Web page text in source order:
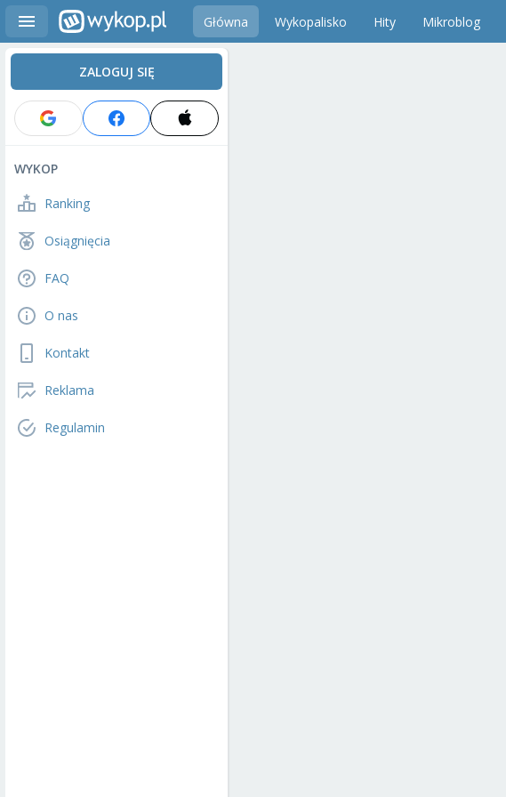
Główna Wykopalisko Hity Mikroblog
ZALOGUJ SIĘ
WYKOP
Ranking
Osiągnięcia
FAQ
O nas
Kontakt
Reklama
Regulamin